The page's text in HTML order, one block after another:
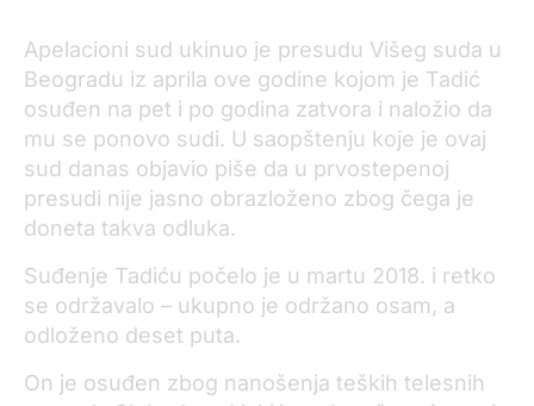
Apelacioni sud ukinuo je presudu Višeg suda u
Beogradu iz aprila ove godine kojom je Tadić
osuđen na pet i po godina zatvora i naložio da
mu se ponovo sudi. U saopštenju koje je ovaj
sud danas objavio piše da u prvostepenoj
presudi nije jasno obrazloženo zbog čega je
doneta takva odluka.
Suđenje Tadiću počelo je u martu 2018. i retko
se održavalo – ukupno je održano osam, a
odloženo deset puta.
On je osuđen zbog nanošenja teških telesnih